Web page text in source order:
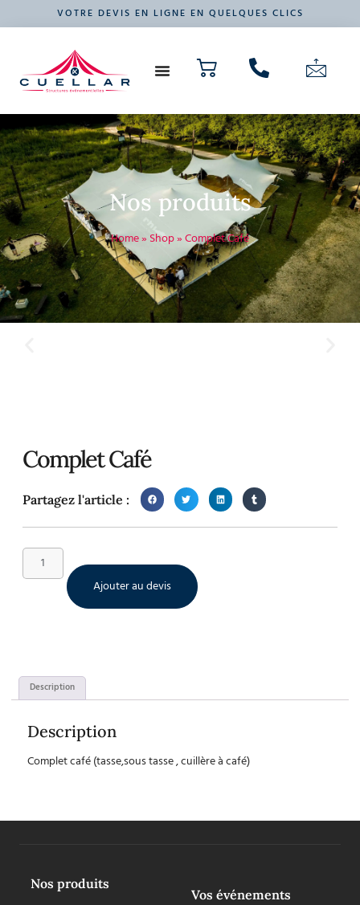
VOTRE DEVIS EN LIGNE EN QUELQUES CLICS
Nos produits
Home» Shop»Complet Café
Complet Café
Partagez l'article :
Ajouter au devis
Description
Description
Complet café (tasse,sous tasse , cuillère à café)
Nos produits
Vos événements